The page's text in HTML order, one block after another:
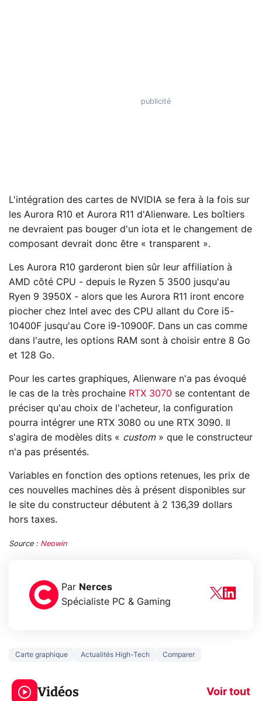
L'intégration des cartes de NVIDIA se fera à la fois sur
les Aurora R10 et Aurora R11 d'Alienware. Les boîtiers
ne devraient pas bouger d'un iota et le changement de
composant devrait donc être « transparent ».
Les Aurora R10 garderont bien sûr leur affiliation à
AMD côté CPU - depuis le Ryzen 5 3500 jusqu'au
Ryen 9 3950X - alors que les Aurora R11 iront encore
piocher chez Intel avec des CPU allant du Core i5-
10400F jusqu'au Core i9-10900F. Dans un cas comme
dans l'autre, les options RAM sont à choisir entre 8 Go
et 128 Go.
Pour les cartes graphiques, Alienware n'a pas évoqué
le cas de la très prochaine RTX 3070 se contentant de
préciser qu'au choix de l'acheteur, la configuration
pourra intégrer une RTX 3080 ou une RTX 3090. Il
s'agira de modèles dits « custom» que le constructeur
n'a pas présentés.
Variables en fonction des options retenues, les prix de
ces nouvelles machines dès à présent disponibles sur
le site du constructeur débutent à 2 136,39 dollars
hors taxes.
Source : Neowin
Par Nerces
Spécialiste PC & Gaming
Carte graphique Actualités High-Tech Comparer
Vidéos Voir tout
3 écrans en 1 pour
319€ ? Voici L'AOC
CQ32G4ZA !
5
prochaine